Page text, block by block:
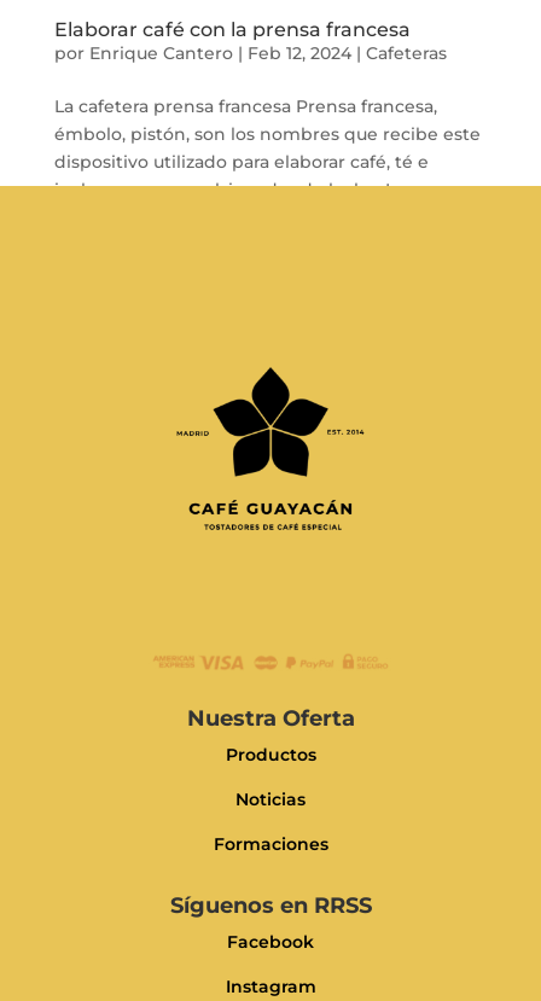
Elaborar café con la prensa francesa
por Enrique Cantero| Feb 12, 2024| Cafeteras
La cafetera prensa francesa Prensa francesa,
émbolo, pistón, son los nombres que recibe este
dispositivo utilizado para elaborar café, té e
incluso como emulsionador de leche. La prensa
Nuestra Oferta
Productos
Noticias
Formaciones
Síguenos en RRSS
Facebook
Instagram